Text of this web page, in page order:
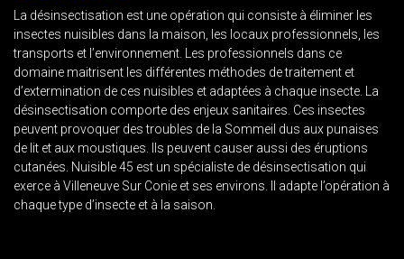
La désinsectisation est une opération qui consiste à éliminer les
insectes nuisibles dans la maison, les locaux professionnels, les
transports et l’environnement. Les professionnels dans ce
domaine maitrisent les différentes méthodes de traitement et
d’extermination de ces nuisibles et adaptées à chaque insecte. La
désinsectisation comporte des enjeux sanitaires. Ces insectes
peuvent provoquer des troubles de la Sommeil dus aux punaises
de lit et aux moustiques. Ils peuvent causer aussi des éruptions
cutanées. Nuisible 45 est un spécialiste de désinsectisation qui
exerce à Villeneuve Sur Conie et ses environs. Il adapte l’opération à
chaque type d’insecte et à la saison.